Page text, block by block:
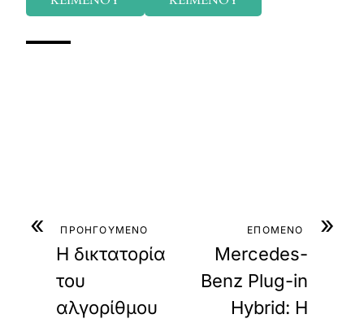
« ΠΡΟΗΓΟΥΜΕΝΟ
Η δικτατορία
του
αλγορίθμου
»
ΕΠΟΜΕΝΟ
Mercedes-
Benz Plug-in
Hybrid: Η